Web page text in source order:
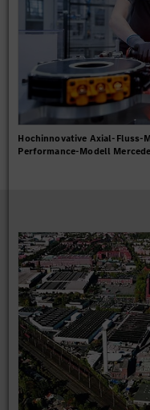
Hochinnovative Axial-Fluss-
Performance-Modell